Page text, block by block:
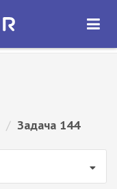
ОТКРЫТЬ
/ Задача 144